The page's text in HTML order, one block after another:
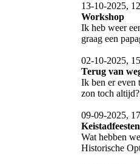
13-10-2025,
Workshop
Ik heb weer
graag een
02-10-2025,
Terug van
Ik ben er even
zon toch
09-09-2025,
Wat hebben
Historische